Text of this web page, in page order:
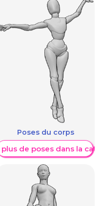
Poses du corps
plus de poses dans la